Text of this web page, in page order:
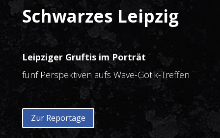
Schwarzes Leipzig
Leipziger Gruftis im Porträt
fünf Perspektiven aufs Wave-Gotik-Treffen
Zur Reportage